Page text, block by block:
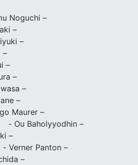
Noguchi –
–
–
–
–
–
–
–
Maurer –
- Ou Baholyyodhin –
–
Verner Panton –
–